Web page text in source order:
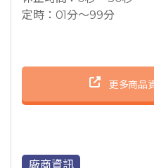
定時：01分～99分
更多商品
廠商資訊